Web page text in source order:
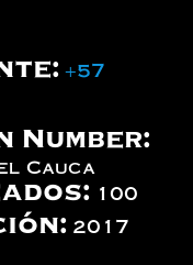
+57
Cauca
100
2017